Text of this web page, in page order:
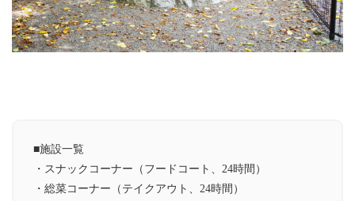
■施設一覧
・スナックコーナー（フードコート、24時間）
・総菜コーナー（テイクアウト、24時間）